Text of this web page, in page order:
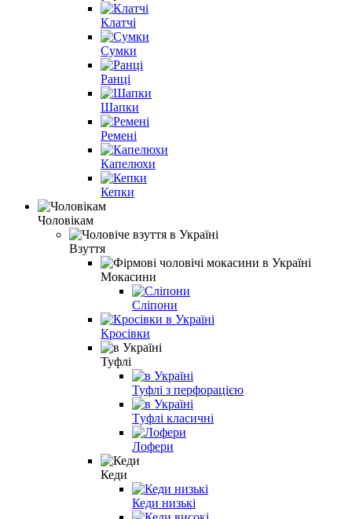
Клатчі
Сумки
Ранці
Шапки
Ремені
Капелюхи
Кепки
Чоловікам
Взуття
Мокасини
Сліпони
Кросівки
Туфлі
Туфлі з перфорацією
Tуфлі класичні
Лофери
Кеди
Кеди низькі